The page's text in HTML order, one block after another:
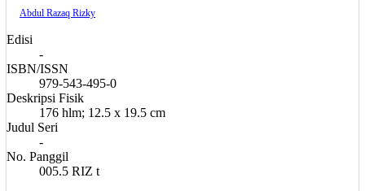
Abdul Razaq Rizky
Edisi
-
ISBN/ISSN
979-543-495-0
Deskripsi Fisik
176 hlm; 12.5 x 19.5 cm
Judul Seri
-
No. Panggil
005.5 RIZ t